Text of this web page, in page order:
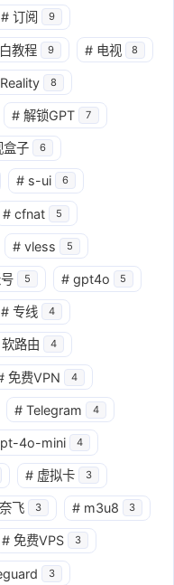
# 订阅 9
教程 9 # 电视 8
Reality 8
# 解锁GPT 7
盒子 6
# s-ui 6
# cfnat 5
# vless 5
5 # gpt4o 5
# 专线 4
软路由 4
免费VPN 4
# Telegram 4
4o-mini 4
# 虚拟卡 3
奈飞 3 # m3u8 3
# 免费VPS 3
3